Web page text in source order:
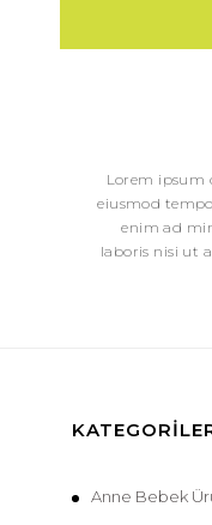
Lorem ipsum
eiusmod
enim ad
laboris nisi ut
Anne Bebek